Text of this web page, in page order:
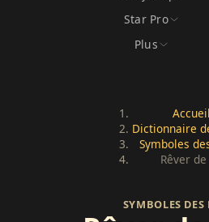
Star Pro
Plus
Accueil
Dictionnaire
Symboles
Rêver
SYMBOLES DES